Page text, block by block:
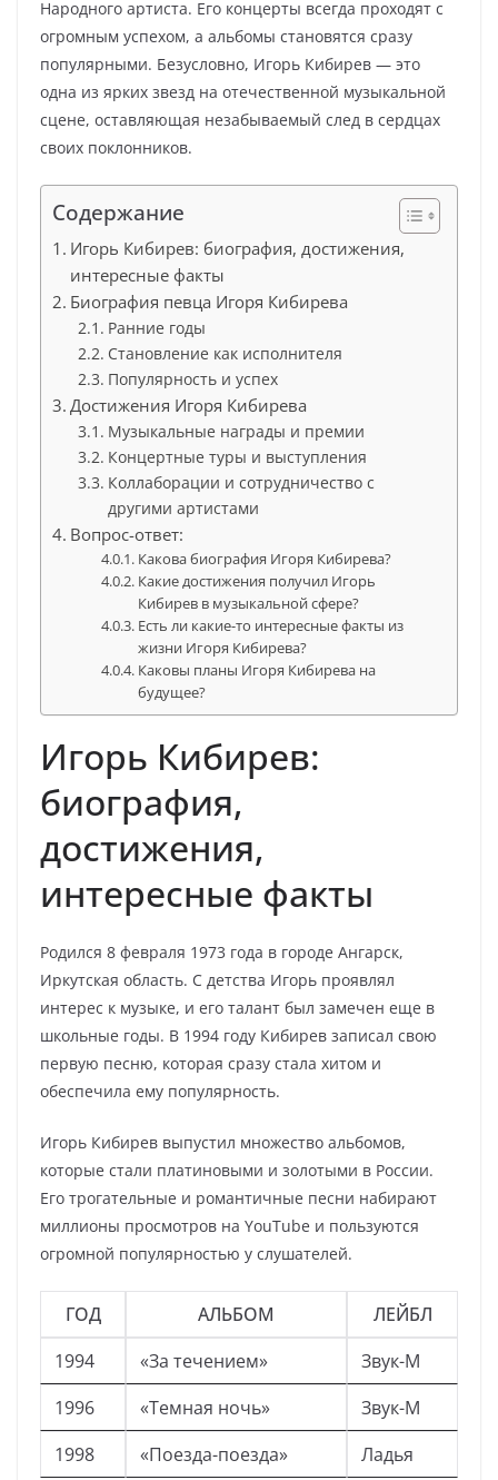
Народного артиста. Его концерты всегда проходят с
огромным успехом, а альбомы становятся сразу
популярными. Безусловно, Игорь Кибирев — это
одна из ярких звезд на отечественной музыкальной
сцене, оставляющая незабываемый след в сердцах
своих поклонников.
Содержание
Игорь Кибирев: биография, достижения,
интересные факты
Биография певца Игоря Кибирева
Ранние годы
Становление как исполнителя
Популярность и успех
Достижения Игоря Кибирева
Музыкальные награды и премии
Концертные туры и выступления
Коллаборации и сотрудничество с
другими артистами
Вопрос-ответ:
Какова биография Игоря Кибирева?
Какие достижения получил Игорь
Кибирев в музыкальной сфере?
Есть ли какие-то интересные факты из
жизни Игоря Кибирева?
Каковы планы Игоря Кибирева на
будущее?
Игорь Кибирев:
биография,
достижения,
интересные факты
Родился 8 февраля 1973 года в городе Ангарск,
Иркутская область. С детства Игорь проявлял
интерес к музыке, и его талант был замечен еще в
школьные годы. В 1994 году Кибирев записал свою
первую песню, которая сразу стала хитом и
обеспечила ему популярность.
Игорь Кибирев выпустил множество альбомов,
которые стали платиновыми и золотыми в России.
Его трогательные и романтичные песни набирают
миллионы просмотров на YouTube и пользуются
огромной популярностью у слушателей.
ГОД АЛЬБОМ
ЛЕЙБЛ
1994
«За течением»
Звук-М
1996
«Темная ночь»
Звук-М
1998
«Поезда-поезда» Ладья